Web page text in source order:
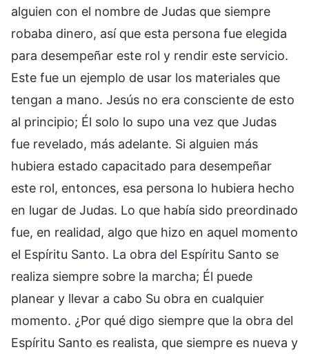
alguien con el nombre de Judas que siempre
robaba dinero, así que esta persona fue elegida
para desempeñar este rol y rendir este servicio.
Este fue un ejemplo de usar los materiales que
tengan a mano. Jesús no era consciente de esto
al principio; Él solo lo supo una vez que Judas
fue revelado, más adelante. Si alguien más
hubiera estado capacitado para desempeñar
este rol, entonces, esa persona lo hubiera hecho
en lugar de Judas. Lo que había sido preordinado
fue, en realidad, algo que hizo en aquel momento
el Espíritu Santo. La obra del Espíritu Santo se
realiza siempre sobre la marcha; Él puede
planear y llevar a cabo Su obra en cualquier
momento. ¿Por qué digo siempre que la obra del
Espíritu Santo es realista, que siempre es nueva y